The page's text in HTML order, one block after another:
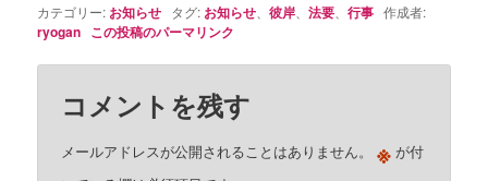
カテゴリー: お知らせ タグ: お知らせ 、彼岸 、法要 、行事 作成者:
ryogan この投稿のパーマリンク
コメントを残す
メールアドレスが公開されることはありません。 ※ が付